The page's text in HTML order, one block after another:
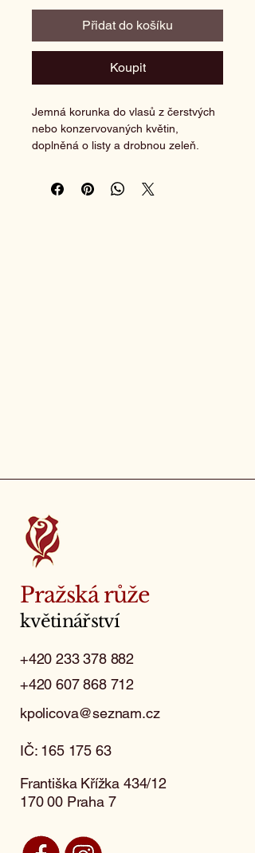
Přidat do košíku
Koupit
Jemná korunka do vlasů z čerstvých
nebo konzervovaných květin,
doplněná o listy a drobnou zeleň.
magický nádech.
Pražská růže
květinářství
+420 233 378 882
+420 607 868 712
kpolicova@seznam.cz
IČ: 165 175 63
Františka Křížka 434/12
170 00 Praha 7